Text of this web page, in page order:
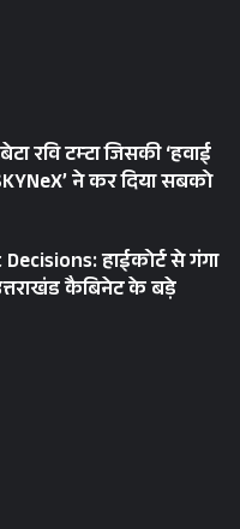
रवि टम्टा जिसकी ‘हवाई
ने कर दिया सबको
हाईकोर्ट से गंगा
कैबिनेट के बड़े